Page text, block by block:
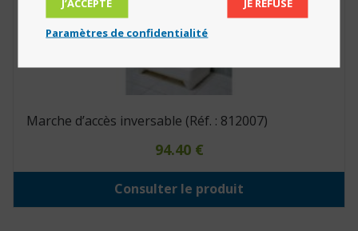
Marche d’accès inversable (Réf. : 812007)
94.40 €
Consulter le produit
Paramètres de confidentialité